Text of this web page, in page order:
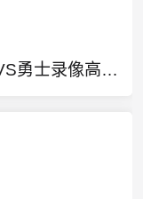
火箭VS勇士录像高清回放